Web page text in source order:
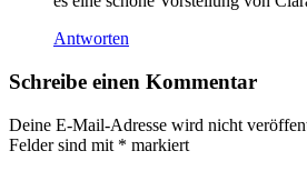
Antworten
Schreibe einen Kommentar
Deine E-Mail-Adresse wird nicht
Felder sind mit * markiert